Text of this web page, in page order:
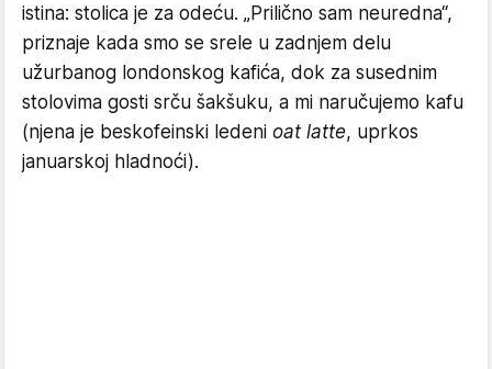
istina: stolica je za odeću. „Prilično sam neuredna“,
priznaje kada smo se srele u zadnjem delu
užurbanog londonskog kafića, dok za susednim
stolovima gosti srču šakšuku, a mi naručujemo kafu
(njena je beskofeinski ledeni oat latte, uprkos
januarskoj hladnoći).